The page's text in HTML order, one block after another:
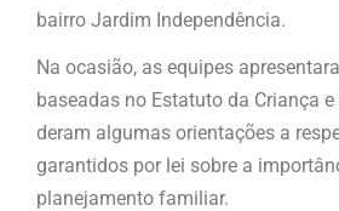
bairro Jardim Independência.
Na ocasião, as equipes
baseadas no Estatuto da Criança
deram algumas orientações a
garantidos por lei sobre a
planejamento familiar.